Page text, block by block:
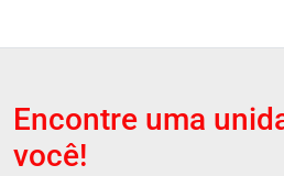
Encontre uma
você!